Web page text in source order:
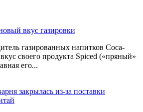
вкус газировки
газированных напитков Coca-
своего продукта Spiced («пряный»
его...
закрылась из-за поставки